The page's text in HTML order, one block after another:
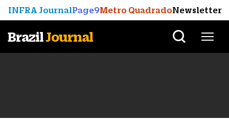
INFRA JournalPage9Metro QuadradoNewsletter
BrazilJournal